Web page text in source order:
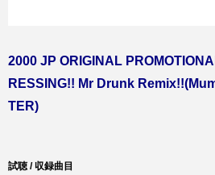
2000 JP ORIGINAL
RESSING!! Mr Drunk
TER)
試聴 / 収録曲目